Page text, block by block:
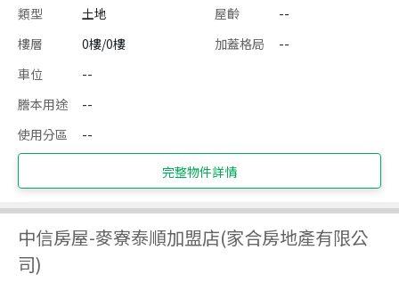
類型 土地 屋齡
--
樓層
0樓/0樓 加蓋格局
--
車位
--
謄本用途
--
使用分區
--
完整物件詳情
中信房屋-麥寮泰順加盟店(家合房地產有限公
司)